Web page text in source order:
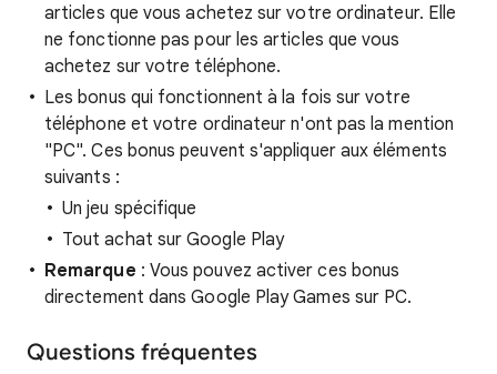
articles que vous achetez sur votre ordinateur. Elle
ne fonctionne pas pour les articles que vous
achetez sur votre téléphone.
Les bonus qui fonctionnent à la fois sur votre
téléphone et votre ordinateur n'ont pas la mention
"PC". Ces bonus peuvent s'appliquer aux éléments
suivants :
Un jeu spécifique
Tout achat sur Google Play
Remarque : Vous pouvez activer ces bonus
directement dans Google Play Games sur PC.
Questions fréquentes